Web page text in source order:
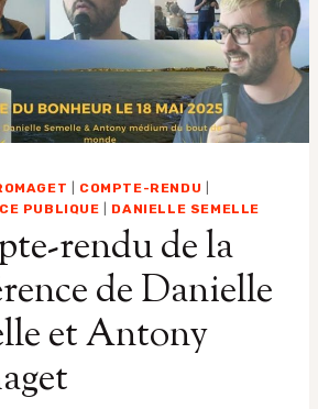
COMPTE-RENDU
PUBLIQUE
DANIELLE SEMELLE
rendu de la
de Danielle
et Antony